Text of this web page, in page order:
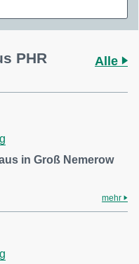
PHR
Alle
in Groß Nemerow
mehr